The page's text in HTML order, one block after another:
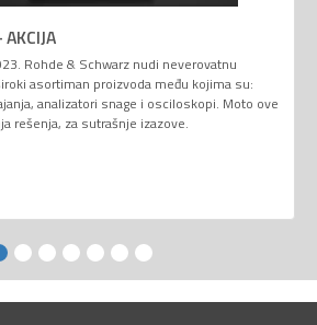
Rohde & Schwarz nudi neverovatnu
asortiman proizvoda među kojima su:
analizatori snage i osciloskopi. Moto ove
rešenja, za sutrašnje izazove.